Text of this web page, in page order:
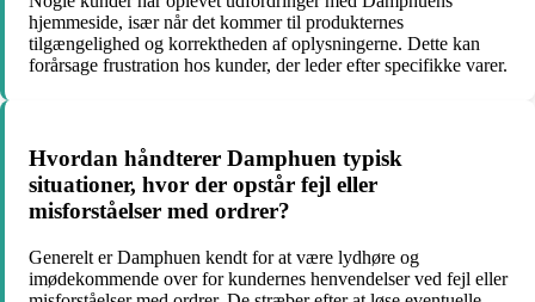
hjemmeside, især når det kommer til produkternes
tilgængelighed og korrektheden af oplysningerne. Dette kan
forårsage frustration hos kunder, der leder efter specifikke varer.
Hvordan håndterer Damphuen typisk
situationer, hvor der opstår fejl eller
misforståelser med ordrer?
Generelt er Damphuen kendt for at være lydhøre og
imødekommende over for kundernes henvendelser ved fejl eller